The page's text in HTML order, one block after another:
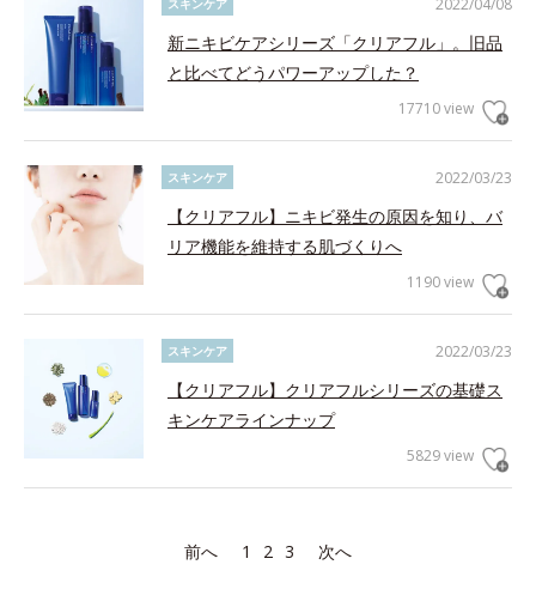
2022/04/08
スキンケア
新ニキビケアシリーズ「クリアフル」。旧品
と比べてどうパワーアップした？
17710 view
2022/03/23
スキンケア
【クリアフル】ニキビ発生の原因を知り、バ
リア機能を維持する肌づくりへ
1190 view
2022/03/23
スキンケア
【クリアフル】クリアフルシリーズの基礎ス
キンケアラインナップ
5829 view
前へ 1 2 3 次へ